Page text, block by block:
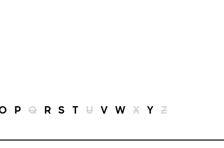
P Q R S T U V W X Y Z